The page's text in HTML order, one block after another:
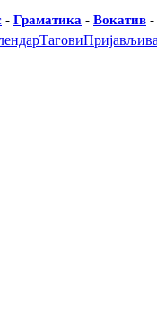
- Граматика - Вокатив -
Тагови